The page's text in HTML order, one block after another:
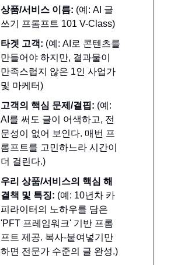
상품/서비스 이름: (예: AI 글
쓰기 프롬프트 101 V-Class)
타겟 고객: (예: AI로 콘텐츠를
만들어야 하지만, 결과물이
만족스럽지 않은 1인 사업가
및 마케터)
고객의 핵심 문제/결핍: (예:
AI를 써도 글이 어색하고, 전
문성이 없어 보인다. 매번 프
롬프트를 고민하느라 시간이
더 걸린다.)
우리 상품/서비스의 핵심 해
결책 및 특징: (예: 10년차 카
피라이터의 노하우를 담은
'PFT 프레임워크' 기반 프롬
프트 제공. 복사-붙여넣기만
하면 전문가 수준의 글 완성.)